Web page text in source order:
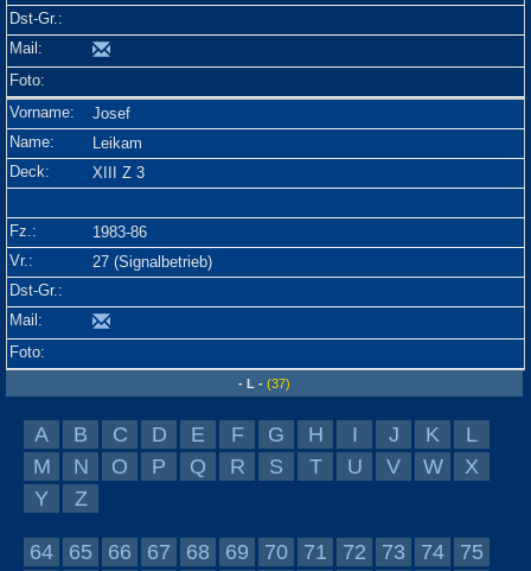
Josef
Leikam
XIII Z 3
1983-86
27 (Signalbetrieb)
- L - (37)
A B C D E F G H I J K
L
M
N O P Q R S T U V W
X
Y
Z
64 65 66 67 68 69 70 71 72 73 74
75